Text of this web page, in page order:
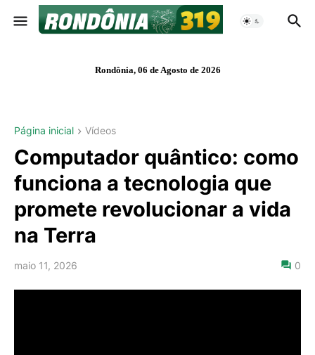
Rondônia, 06 de Agosto de 2026
Página inicial Vídeos
Computador quântico: como
funciona a tecnologia que
promete revolucionar a vida
na Terra
maio 11, 2026 0